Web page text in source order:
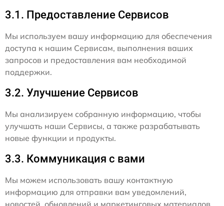
3.1. Предоставление Сервисов
Мы используем вашу информацию для обеспечения
доступа к нашим Сервисам, выполнения ваших
запросов и предоставления вам необходимой
поддержки.
3.2. Улучшение Сервисов
Мы анализируем собранную информацию, чтобы
улучшать наши Сервисы, а также разрабатывать
новые функции и продукты.
3.3. Коммуникация с вами
Мы можем использовать вашу контактную
информацию для отправки вам уведомлений,
новостей, обновлений и маркетинговых материалов,